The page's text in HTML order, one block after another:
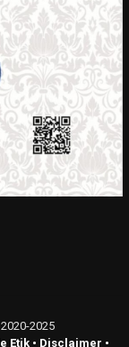
2025
Etik • Disclaimer •